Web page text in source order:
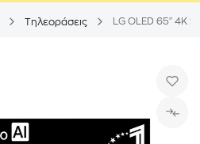
Τηλεοράσεις LG OLED 65" 4K